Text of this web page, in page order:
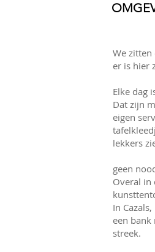
We
er is hier
Elke dag
Dat zijn
eigen
lekkers
geen
Overal in
In
een
streek.